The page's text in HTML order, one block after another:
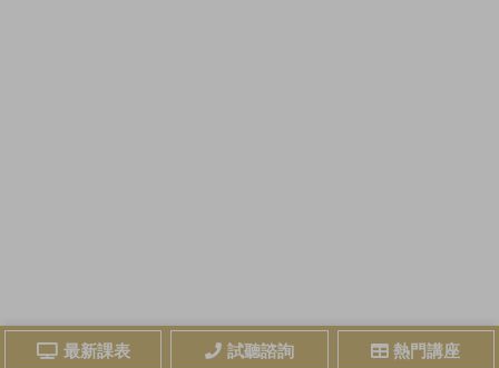
最新課表 試聽諮詢 熱門講座